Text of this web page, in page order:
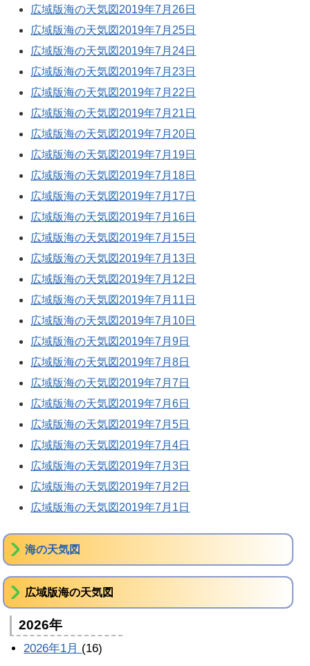
広域版海の天気図2019年7月26日
広域版海の天気図2019年7月25日
広域版海の天気図2019年7月24日
広域版海の天気図2019年7月23日
広域版海の天気図2019年7月22日
広域版海の天気図2019年7月21日
広域版海の天気図2019年7月20日
広域版海の天気図2019年7月19日
広域版海の天気図2019年7月18日
広域版海の天気図2019年7月17日
広域版海の天気図2019年7月16日
広域版海の天気図2019年7月15日
広域版海の天気図2019年7月13日
広域版海の天気図2019年7月12日
広域版海の天気図2019年7月11日
広域版海の天気図2019年7月10日
広域版海の天気図2019年7月9日
広域版海の天気図2019年7月8日
広域版海の天気図2019年7月7日
広域版海の天気図2019年7月6日
広域版海の天気図2019年7月5日
広域版海の天気図2019年7月4日
広域版海の天気図2019年7月3日
広域版海の天気図2019年7月2日
広域版海の天気図2019年7月1日
海の天気図
広域版海の天気図
2026年
2026年1月 (16)